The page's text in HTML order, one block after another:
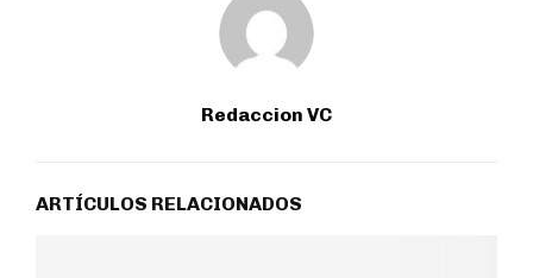
Redaccion VC
ARTÍCULOS RELACIONADOS